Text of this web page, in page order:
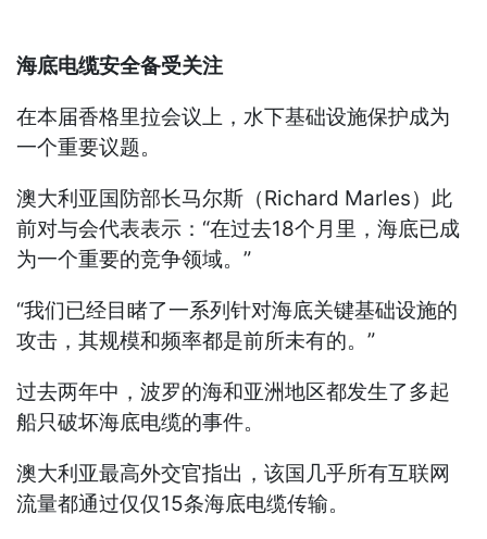
海底电缆安全备受关注
在本届香格里拉会议上，水下基础设施保护成为
一个重要议题。
澳大利亚国防部长马尔斯（Richard Marles）此
前对与会代表表示：“在过去18个月里，海底已成
为一个重要的竞争领域。”
“我们已经目睹了一系列针对海底关键基础设施的
攻击，其规模和频率都是前所未有的。”
过去两年中，波罗的海和亚洲地区都发生了多起
船只破坏海底电缆的事件。
澳大利亚最高外交官指出，该国几乎所有互联网
流量都通过仅仅15条海底电缆传输。